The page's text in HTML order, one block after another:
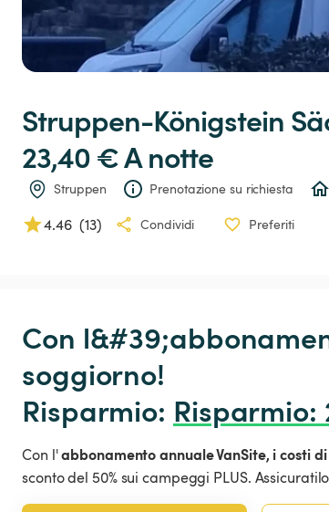
Struppen-Königstein
23,40 € A notte
Struppen Prenotazione su richiesta
4.46 (13) Condividi Preferiti
Con
soggiorno!
Risparmio: Risparmio:
Con l'abbonamento annuale VanSite, i costi
sconto del 50% sui campeggi PLUS.